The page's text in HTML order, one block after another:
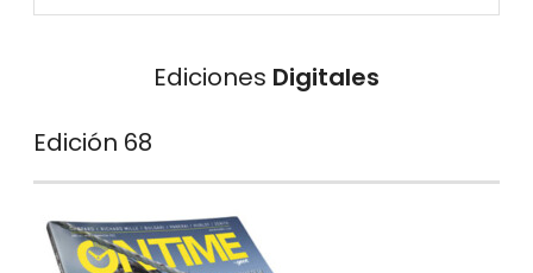
Ediciones Digitales
Edición 68